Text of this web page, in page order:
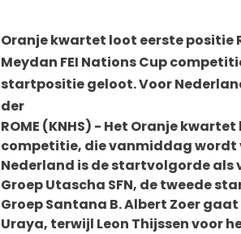
Oranje kwartet loot eerste positie
Meydan FEI Nations Cup
startpositie geloot. Voor
der
ROME (KNHS) - Het Oranje
competitie, die vanmiddag wordt
Nederland is de startvolgorde als
Groep Utascha SFN, de tweede
Groep Santana B. Albert Zoer
Uraya, terwijl Leon Thijssen voor